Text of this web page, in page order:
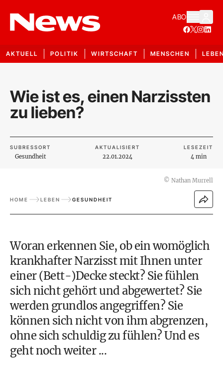
ABO
AKTUELL POLITIK WIRTSCHAFT MENSCHEN
Wie ist es, einen Narzissten
zu lieben?
SUBRESSORT
Gesundheit
AKTUALISIERT
22.01.2024
LESEZEIT
4 min
© Nathan Murrell
HOME LEBEN GESUNDHEIT
Woran erkennen Sie, ob ein womöglich
krankhafterNarzisstmit Ihnen unter
einer (Bett-)Decke steckt? Sie fühlen
sich nicht gehört und abgewertet? Sie
werden grundlos angegriffen? Sie
können sich nicht von ihm abgrenzen,
ohne sich schuldig zu fühlen? Und es
geht noch weiter ...